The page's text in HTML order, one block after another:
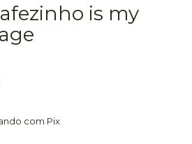
is my
com Pix